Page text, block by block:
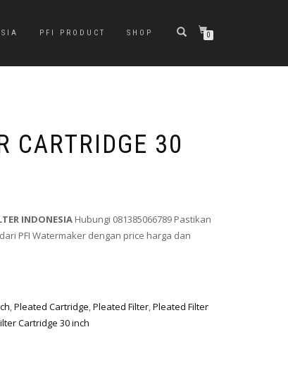
PFI PRODUCT SHOP 0
CARTRIDGE 30
INDONESIA Hubungi 081385066789 Pastikan
PFI Watermaker dengan price harga dan
,Pleated Cartridge,Pleated Filter,Pleated Filter
Cartridge 30 inch